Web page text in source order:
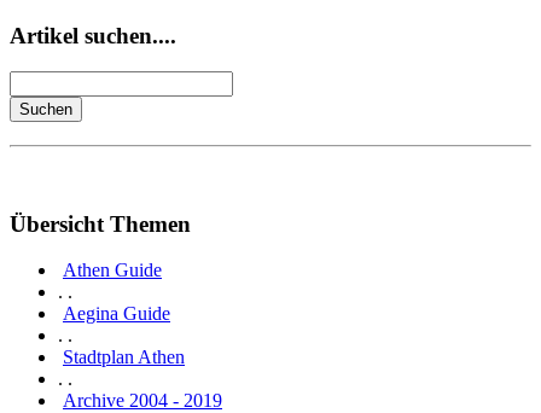
Artikel suchen....
Übersicht Themen
Athen Guide
. .
Aegina Guide
. .
Stadtplan Athen
. .
Archive 2004 - 2019